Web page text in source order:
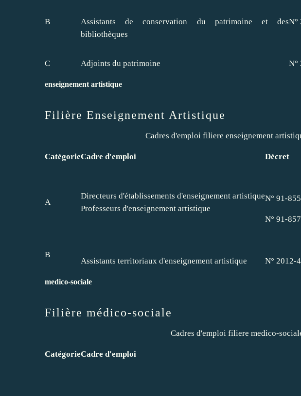
B
Assistants de conservation du patrimoine et des
bibliothèques
N°
C Adjoints du patrimoine N°
enseignement artistique
Filière Enseignement Artistique
Cadres d'emploi filiere enseignement
CatégorieCadre d'emploi Décret
A
Directeurs d'établissements d'enseignement artistique
Professeurs d'enseignement artistique
N° 91-
N° 91-
B
Assistants territoriaux d'enseignement artistique N° 2012-
medico-sociale
Filière médico-sociale
Cadres d'emploi filiere medico-
CatégorieCadre d'emploi